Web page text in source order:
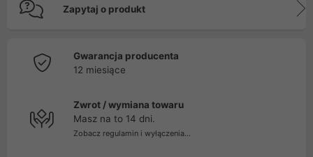
Zapytaj o produkt
Gwarancja producenta
12 miesiące
Zwrot / wymiana towaru
Masz na to 14 dni.
Zobacz regulamin i wyłączenia...